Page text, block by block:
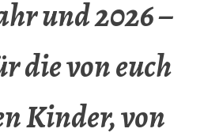
und 2026 –
die von euch
Kinder, von